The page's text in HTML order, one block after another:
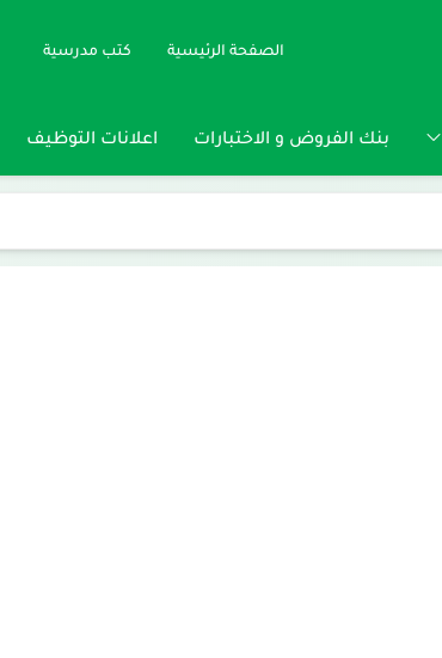
الصفحة الرئيسية كتب مدرسية
بنك الفروض و الاختبارات اعلانات التوظيف